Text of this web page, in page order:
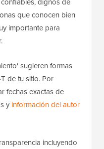
que conocen bien
importante para
sugieren formas
de tu sitio. Por
fechas exactas de
y información del autor
incluyendo